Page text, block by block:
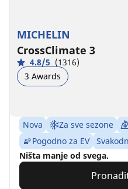
MICHELIN
CrossClimate 3
4.8/5 (1316)
3 Awards
Nova Za sve sezone
Pogodno za EV
Ništa manje od svega.